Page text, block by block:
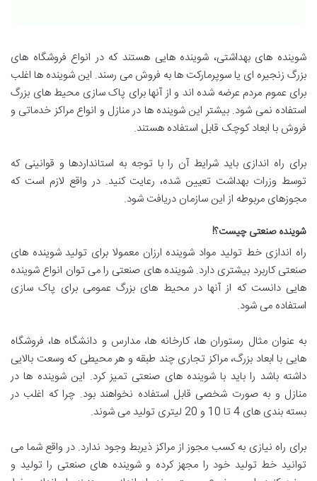
شوینده های بهداشتی، شوینده هایی هستند که در انواع فروشگاه های
بزرگ زنجیره ای یا سوپرمارکت ها به فروش می رسند. این شوینده ها اغلب
برای عموم مردم عرضه شده اند و از آنها برای پاک سازی محیط های بزرگ
استفاده نمی شود. بیشتر این شوینده ها در منازل و انواع مراکز خدماتی و
فروش با ابعاد کوچک قابل استفاده هستند.
برای راه اندازی باید شرایط آن را با توجه به استانداردها و قوانینی که
توسط وزرات بهداشت تعیین شده، رعایت کنید. در واقع لازم است که
مجوزهای مربوطه از این سازمان دریافت شود.
شوینده صنعتی چیست؟!
راه اندازی خط تولید مواد شوینده ارزان معمولا برای تولید شوینده های
صنعتی کاربرد بیشتری دارد. شوینده های صنعتی را می توان انواع شوینده
هایی دانست که از آنها در محیط های بزرگ عمومی برای پاک سازی
استفاده می شود.
به عنوان مثال رستوران ها، کارخانه ها، مدارس و دانشگاه ها، فروشگاه
هایی با ابعاد بزرگ، مراکز تجاری چند طبقه و هر محیطی که وسعت بالایی
داشته باشد را باید با شوینده های صنعتی تمیز کرد. این شوینده ها در
منازل و به صورت شخصی قابل استفاده نخواهند بود. چرا که اغلب در
بسته بندی های 4 تا 10 و 20 لیتری تولید می شوند.
برای راه نیازی به کسب مجوز از مراکز ذیربط وجود ندارد. در واقع شما می
توانید خط تولید خود را مجهز کرده و شوینده های صنعتی را تولید و